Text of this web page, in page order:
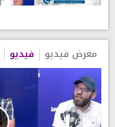
معرض فيديو فيديو